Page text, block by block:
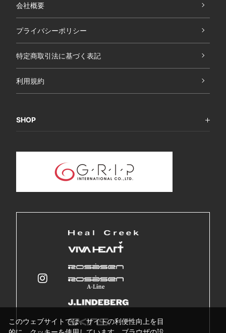
会社概要
プライバシーポリシー
特定商取引法に基づく表記
利用規約
SHOP
このウェブサイトでは、サイトの利便性向上を目